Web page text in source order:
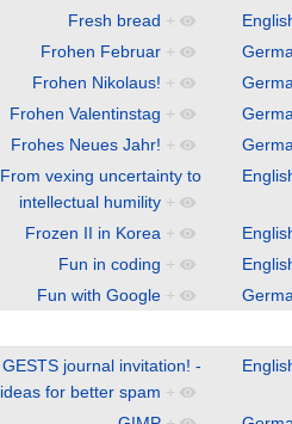
Fresh bread +
Frohen Februar +
Frohen Nikolaus! +
Frohen Valentinstag +
Frohes Neues Jahr! +
From vexing uncertainty to
intellectual humility +
Frozen II in Korea +
Fun in coding +
Fun with Google +
GESTS journal invitation! -
ideas for better spam +